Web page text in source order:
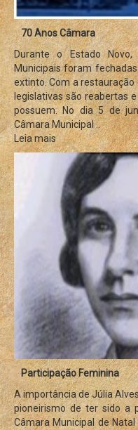
70 Anos Câmara
Durante o Estado
Municipais foram
extinto. Com a
legislativas são reabertas
possuem. No dia 5 de
Câmara Municipal ..
Leia mais
Participação Feminina
A importância de Júlia
pioneirismo de ter sido a
Câmara Municipal de